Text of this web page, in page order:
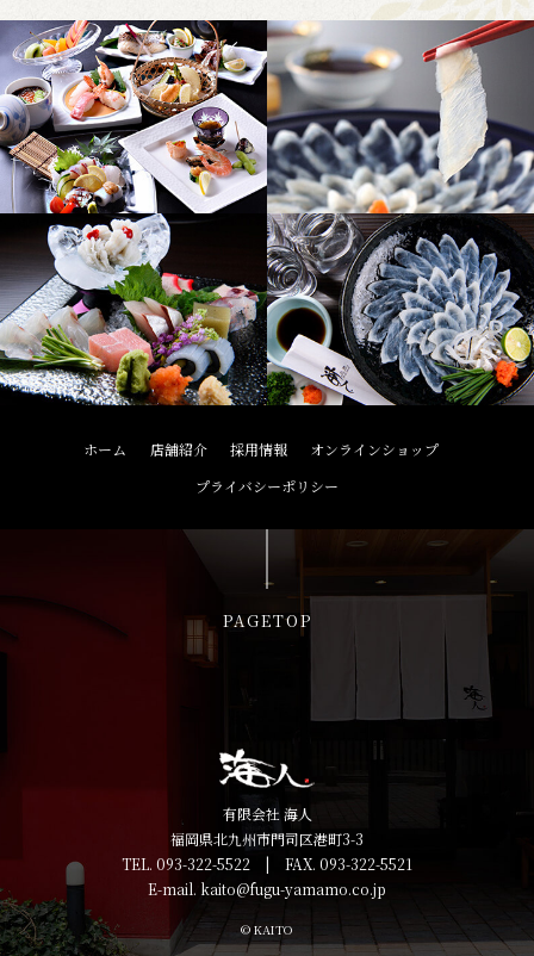
ホーム 店舗紹介 採用情報
オンラインショップ
プライバシーポリシー
PAGETOP
有限会社 海人
福岡県北九州市門司区港町3-3
TEL. 093-322-5522 | FAX. 093-322-5521
E-mail. kaito@fugu-yamamo.co.jp
© KAITO